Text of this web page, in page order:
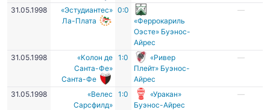
31.05.1998
«Эстудиантес»
Ла-Плата
0:0
«Феррокариль
Оэсте» Буэнос-
Айрес
—
31.05.1998
«Колон де
Санта-Фе»
Санта-Фе
1:0
«Ривер
Плейт» Буэнос-
Айрес
—
31.05.1998
«Велес
Сарсфилд»
1:0
«Уракан»
Буэнос-Айрес
—